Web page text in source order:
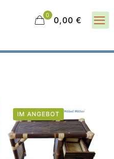
0 0,00 €
IM ANGEBOT